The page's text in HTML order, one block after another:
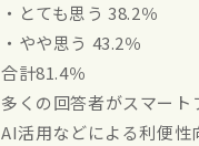
・とても思う 38.2％
・やや思う 43.2％
合計81.4％
多くの回答者がスマート
AI活用などによる利便性